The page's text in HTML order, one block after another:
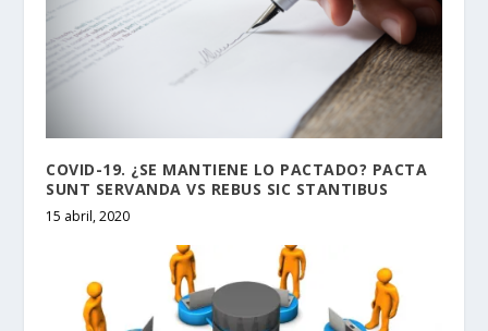
COVID-19. ¿SE MANTIENE LO PACTADO? PACTA
SUNT SERVANDA VS REBUS SIC STANTIBUS
15 abril, 2020